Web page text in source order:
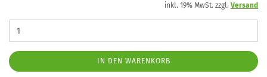
inkl. 19% MwSt. zzgl. Versand
IN DEN WARENKORB